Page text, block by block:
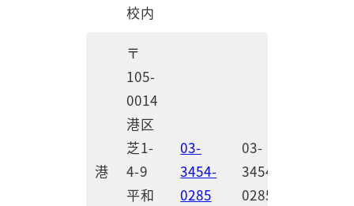
校内
港
〒
105-
0014
港区
芝1-
4-9
平和
03-
3454-
0285
03-
3454-
0285